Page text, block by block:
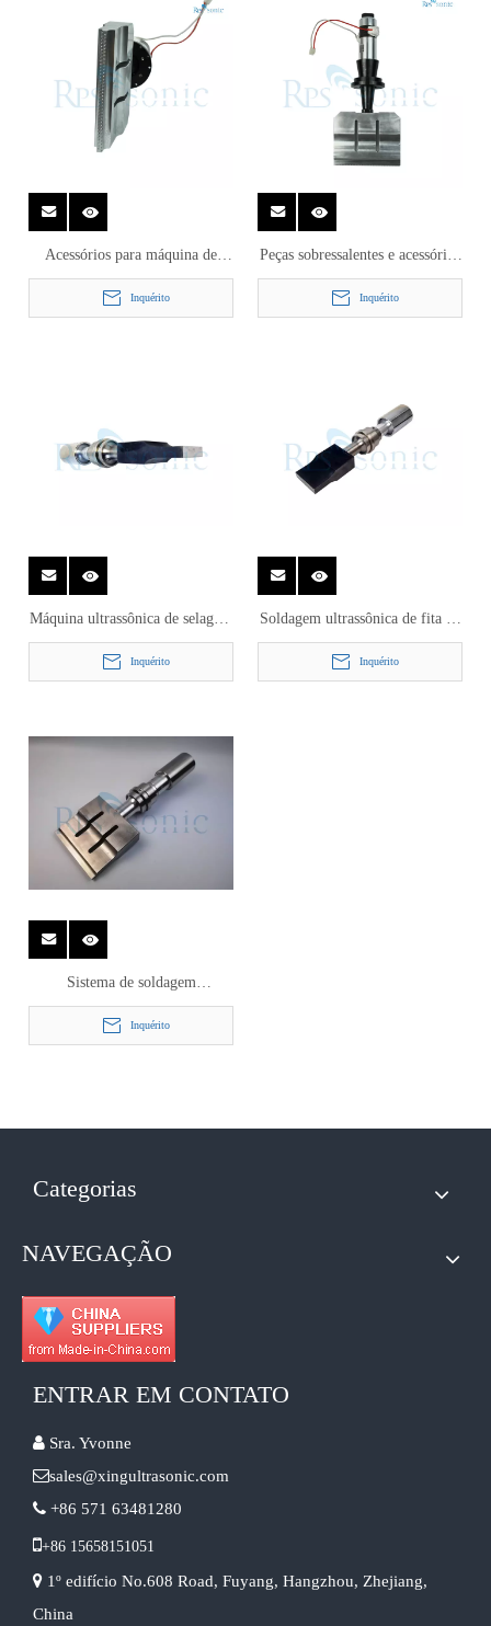
Acessórios para máquina de
solda ultrassônica para geogrelha
soldada com correia PP PET
Inquérito
Peças sobressalentes e acessórios
para máquinas de solda
ultrassônica para soldagem de
Inquérito
Máquina ultrassônica de selagem
de tecido 20Khz para corte e
soldagem de fita
Inquérito
Soldagem ultrassônica de fita de
alta resistência de 20 Khz para
soldagem e corte de FITAS e
Inquérito
Sistema de soldagem
ultrassônica 20Khz de grande
resistência para soldagem
Inquérito
Categorias
NAVEGAÇÃO
ENTRAR EM CONTATO
 Sra. Yvonne
sales@xingultrasonic.com
 +86 571 63481280
+86 15658151051
 1º edifício No.608 Road, Fuyang, Hangzhou, Zhejiang,
China